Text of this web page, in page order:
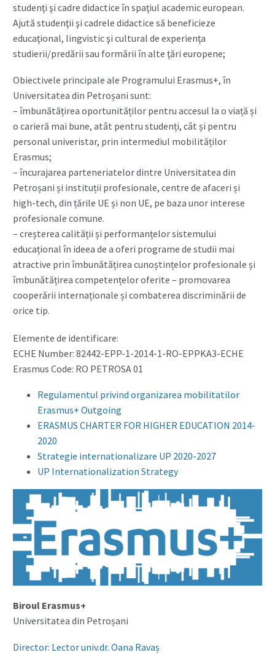
studenţi şi cadre didactice în spaţiul academic european.
Ajută studenţii şi cadrele didactice să beneficieze
educaţional, lingvistic şi cultural de experienţa
studierii/predării sau formării în alte ţări europene;
Obiectivele principale ale Programului Erasmus+, în
Universitatea din Petroșani sunt:
– îmbunătățirea oportunităților pentru accesul la o viață și
o carieră mai bune, atât pentru studenți, cât și pentru
personal univeristar, prin intermediul mobilităților
Erasmus;
– încurajarea parteneriatelor dintre Universitatea din
Petroșani și instituții profesionale, centre de afaceri și
high-tech, din țările UE și non UE, pe baza unor interese
profesionale comune.
– creșterea calității și performanțelor sistemului
educațional în ideea de a oferi programe de studii mai
atractive prin îmbunătățirea cunoștințelor profesionale și
îmbunătățirea competențelor oferite – promovarea
cooperării internaționale și combaterea discriminării de
orice tip.
Elemente de identificare:
ECHE Number: 82442-EPP-1-2014-1-RO-EPPKA3-ECHE
Erasmus Code: RO PETROSA 01
Regulamentul privind organizarea mobilitatilor
Erasmus+ Outgoing
ERASMUS CHARTER FOR HIGHER EDUCATION 2014-
2020
Strategie internationalizare UP 2020-2027
UP Internationalization Strategy
Biroul Erasmus+
Universitatea din Petroșani
Director: Lector univ.dr. Oana Ravaș